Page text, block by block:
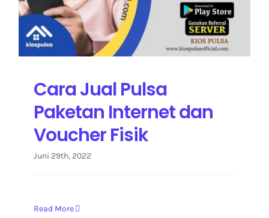
Kontak Kami
Cara Jual Pulsa
Paketan Internet dan
Voucher Fisik
Juni 29th, 2022
Read More